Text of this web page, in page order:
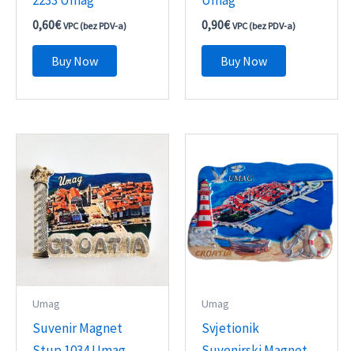
0,60€ VPC (bez PDV-a)
Buy Now
0,90€ VPC (bez PDV-a)
Buy Now
Umag
Suvenir Magnet
Umag
Svjetionik